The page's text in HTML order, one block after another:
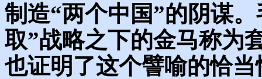
制造“两个中国”的阴谋
取”战略之下的金马称为
也证明了这个譬喻的恰